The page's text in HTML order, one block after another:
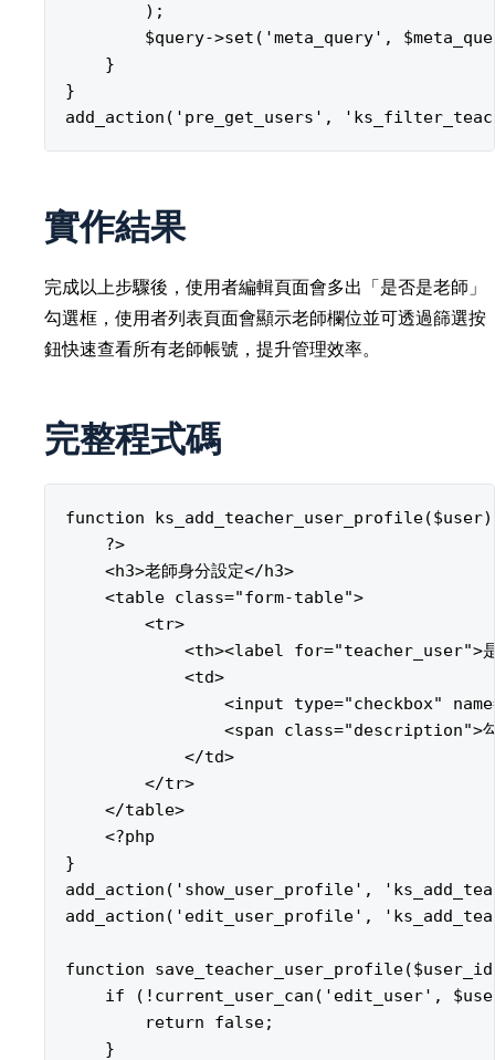
        );
$query->set('meta_query',
    }
}
實作結果
完成以上步驟後，使用者編輯頁面會多出「是否是老師」
勾選框，使用者列表頁面會顯示老師欄位並可透過篩選按
鈕快速查看所有老師帳號，提升管理效率。
完整程式碼
function
    ?>
    <h3>老師身分設定</h3>
    <table class="form-table">
        <tr>
<th><label for="teacher_user">
            <td>
<input type="checkbox"
<span class="description">勾
            </td>
        </tr>
    </table>
    <?php
}
add_action('show_user_profile',
add_action('edit_user_profile',
function
if (!current_user_can('edit_user',
        return false;
    }